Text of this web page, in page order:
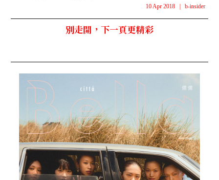
10 Apr 2018 | b-insider
別走開，下一頁更精彩